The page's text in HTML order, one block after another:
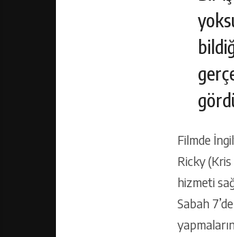
Filmde
Ricky
hizmeti
Sabah